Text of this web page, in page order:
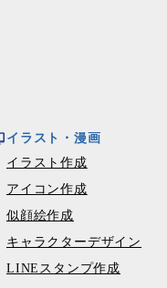
イラスト・漫画
イラスト作成
アイコン作成
似顔絵作成
キャラクターデザイン
LINEスタンプ作成